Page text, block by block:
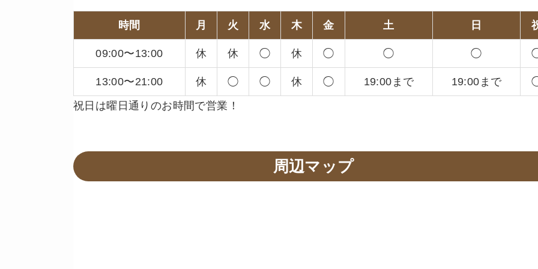
時間 月 火 水 木 金 土 日
09:00〜13:00 休 休 ◯ 休 ◯ ◯ ◯
13:00〜21:00 休 ◯ ◯ 休 ◯ 19:00まで 19:00まで
祝日は曜日通りのお時間で営業！
周辺マップ